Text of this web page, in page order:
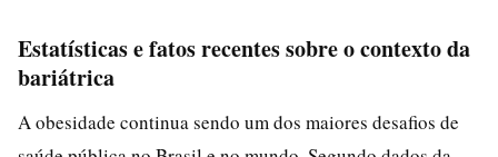
Estatísticas e fatos recentes sobre o contexto da
bariátrica
A obesidade continua sendo um dos maiores desafios de